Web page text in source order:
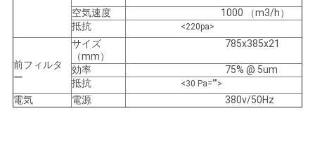
空気速度
1000 （m3/h）
抵抗
<220pa>
前フィルタ
ー
サイズ
（mm）
785x385x21
効率
75% @ 5um
抵抗
<30 Pa="">
電気 電源 380v/50Hz